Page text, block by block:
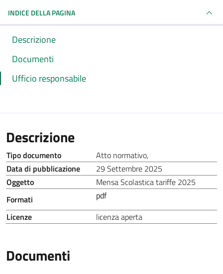
INDICE DELLA PAGINA
Descrizione
Documenti
Ufficio responsabile
Descrizione
Tipo documento Atto normativo,
Data di pubblicazione
29 Settembre 2025
Oggetto
Mensa Scolastica tariffe 2025
Formati
pdf
Licenze
licenza aperta
Documenti